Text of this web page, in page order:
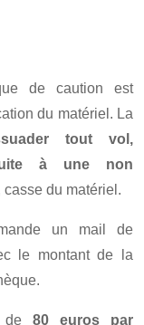
de caution est
du matériel. La
tout vol,
à une non
casse du matériel.
un mail de
le montant de la
de 80 euros par